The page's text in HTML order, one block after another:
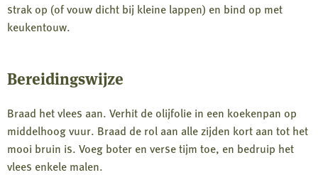
strak op (of vouw dicht bij kleine lappen) en bind op met
keukentouw.
Bereidingswijze
Braad het vlees aan. Verhit de olijfolie in een koekenpan op
middelhoog vuur. Braad de rol aan alle zijden kort aan tot het
mooi bruin is. Voeg boter en verse tijm toe, en bedruip het
vlees enkele malen.